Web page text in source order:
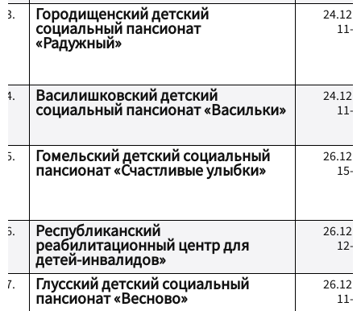
3.
Городищенский детский
социальный пансионат
«Радужный»
11-
4. Василишковский детский
социальный пансионат «Васильки»
24
11-
5. Гомельский детский социальный
пансионат «Счастливые улыбки»
15-
6. Республиканский
реабилитационный центр для
детей-инвалидов»
12-
7. Глусский детский социальный
пансионат «Весново»
26
11-